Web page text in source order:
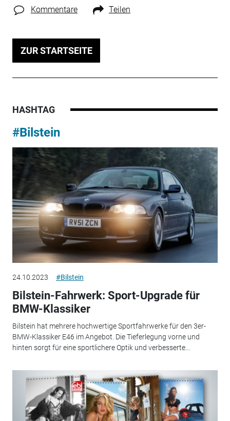
Kommentare Teilen
ZUR STARTSEITE
HASHTAG
#Bilstein
24.10.2023 #Bilstein
Bilstein-Fahrwerk: Sport-Upgrade für
BMW-Klassiker
Bilstein hat mehrere hochwertige Sportfahrwerke für den 3er-
BMW-Klassiker E46 im Angebot. Die Tieferlegung vorne und
hinten sorgt für eine sportlichere Optik und verbesserte...